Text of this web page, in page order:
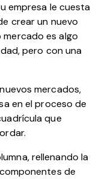
empresa le cuesta
crear un nuevo
es algo
pero con una
mercados,
en el proceso de
que
rellenando la
de